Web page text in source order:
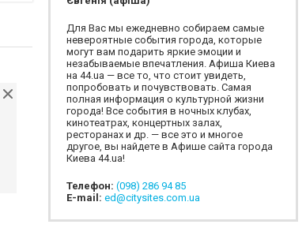
Для Вас мы ежедневно собираем самые
невероятные события города, которые
могут вам подарить яркие эмоции и
незабываемые впечатления. Афиша Киева
на 44.ua — все то, что стоит увидеть,
попробовать и почувствовать. Самая
полная информация о культурной жизни
города! Все события в ночных клубах,
кинотеатрах, концертных залах,
ресторанах и др. — все это и многое
другое, вы найдете в Афише сайта города
Киева 44.ua!
Телефон: (098) 286 94 85
E-mail: ed@citysites.com.ua